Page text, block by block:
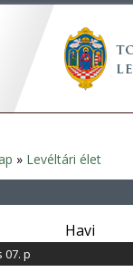
» Levéltári élet
Havi
07. p